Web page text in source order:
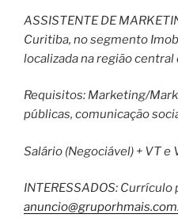
ASSISTENTE DE
Curitiba, no segmento
localizada na região central
Requisitos: Marketing/
públicas, comunicação
Salário (Negociável) + VT e
INTERESSADOS: Currículo